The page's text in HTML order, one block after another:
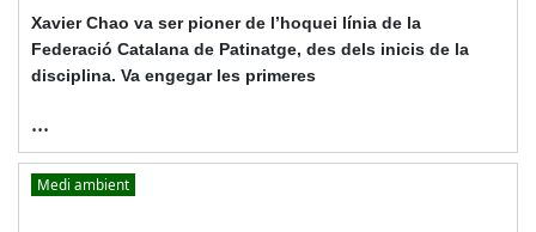
Xavier Chao va ser pioner de l’hoquei línia de la
Federació Catalana de Patinatge, des dels inicis de la
disciplina. Va engegar les primeres
...
Medi ambient